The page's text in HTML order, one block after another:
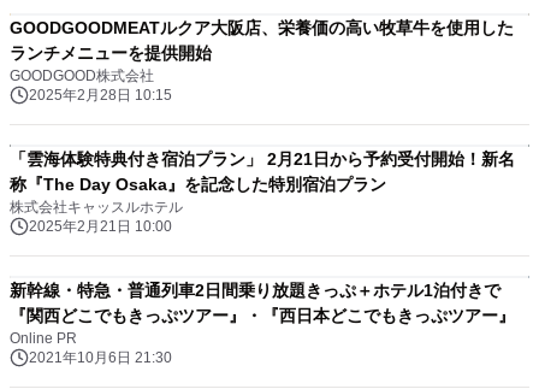
GOODGOODMEATルクア大阪店、栄養価の高い牧草牛を使用した
ランチメニューを提供開始
GOODGOOD株式会社
2025年2月28日 10:15
「雲海体験特典付き宿泊プラン」 2月21日から予約受付開始！新名
称『The Day Osaka』を記念した特別宿泊プラン
株式会社キャッスルホテル
2025年2月21日 10:00
新幹線・特急・普通列車2日間乗り放題きっぷ＋ホテル1泊付きで
『関西どこでもきっぷツアー』・『西日本どこでもきっぷツアー』
Online PR
2021年10月6日 21:30